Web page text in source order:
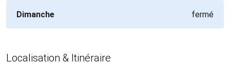
Dimanche fermé
Localisation & Itinéraire